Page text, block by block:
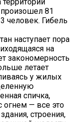
произошел 81
человек. Гибель
наступает пора
на
закономерность
летает
у жилых
спичка,
огнем — все это
строения,